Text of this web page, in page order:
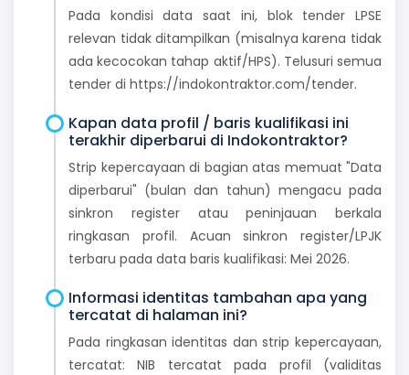
Pada kondisi data saat ini, blok tender LPSE
relevan tidak ditampilkan (misalnya karena tidak
ada kecocokan tahap aktif/HPS). Telusuri semua
tender di https://indokontraktor.com/tender.
Kapan data profil / baris kualifikasi ini
terakhir diperbarui di Indokontraktor?
Strip kepercayaan di bagian atas memuat "Data
diperbarui" (bulan dan tahun) mengacu pada
sinkron register atau peninjauan berkala
ringkasan profil. Acuan sinkron register/LPJK
terbaru pada data baris kualifikasi: Mei 2026.
Informasi identitas tambahan apa yang
tercatat di halaman ini?
Pada ringkasan identitas dan strip kepercayaan,
tercatat: NIB tercatat pada profil (validitas